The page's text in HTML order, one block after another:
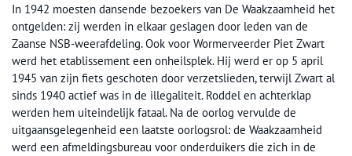
In 1942 moesten dansende bezoekers van De Waakzaamheid het
ontgelden: zij werden in elkaar geslagen door leden van de
Zaanse NSB-weerafdeling. Ook voor Wormerveerder Piet Zwart
werd het etablissement een onheilsplek. Hij werd er op 5 april
1945 van zijn fiets geschoten door verzetslieden, terwijl Zwart al
sinds 1940 actief was in de illegaliteit. Roddel en achterklap
werden hem uiteindelijk fataal. Na de oorlog vervulde de
uitgaansgelegenheid een laatste oorlogsrol: de Waakzaamheid
werd een afmeldingsbureau voor onderduikers die zich in de